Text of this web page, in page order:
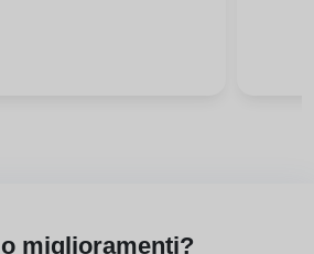
miglioramenti?